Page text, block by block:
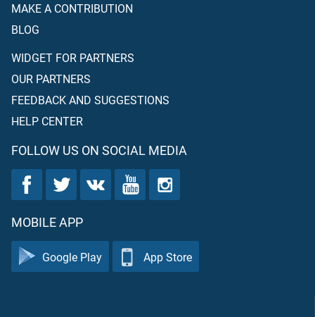
MAKE A CONTRIBUTION
BLOG
WIDGET FOR PARTNERS
OUR PARTNERS
FEEDBACK AND SUGGESTIONS
HELP CENTER
FOLLOW US ON SOCIAL MEDIA
MOBILE APP
Google Play App Store